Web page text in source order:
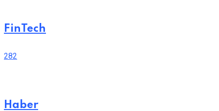
FinTech
282
Haber